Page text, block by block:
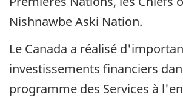
Nishnawbe Aski Nation.
Le Canada a réalisé
investissements financiers
programme des Services à